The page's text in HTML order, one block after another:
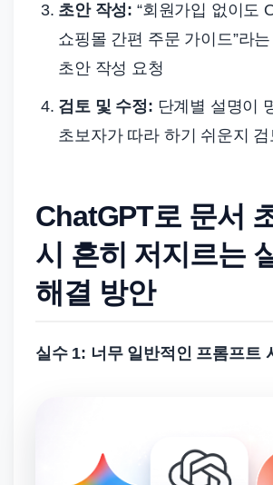
초안 작성: “회원가입 없이도
쇼핑몰 간편 주문 가이드”라
초안 작성 요청
검토 및 수정: 단계별 설명이
초보자가 따라 하기 쉬운지 검
ChatGPT로 문서
시 흔히 저지르는
해결 방안
실수 1: 너무 일반적인 프롬프트